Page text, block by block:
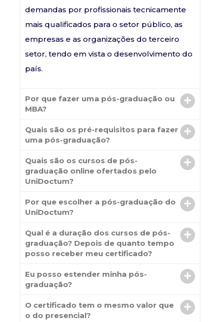
demandas por profissionais tecnicamente
mais qualificados para o setor público, as
empresas e as organizações do terceiro
setor, tendo em vista o desenvolvimento do
país.
Por que fazer uma pós-graduação ou
MBA?
Quais são os pré-requisitos para fazer
uma pós-graduação?
Quais são os cursos de pós-
graduação online ofertados pelo
UniDoctum?
Por que escolher a pós-graduação do
UniDoctum?
Qual é a duração dos cursos de pós-
graduação? Depois de quanto tempo
posso receber meu certificado?
Eu posso estender minha pós-
graduação?
O certificado tem o mesmo valor que
o do presencial?